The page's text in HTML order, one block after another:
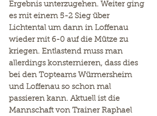
Ergebnis unterzugehen. Weiter ging
es mit einem 5-2 Sieg über
Lichtental um dann in Loffenau
wieder mit 6-0 auf die Mütze zu
kriegen. Entlastend muss man
allerdings konsternieren, dass dies
bei den Topteams Würmersheim
und Loffenau so schon mal
passieren kann. Aktuell ist die
Mannschaft von Trainer Raphael